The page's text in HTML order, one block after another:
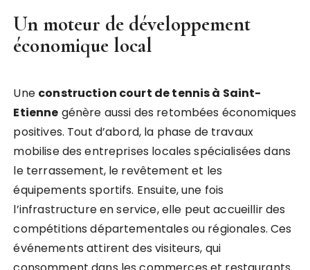
Un moteur de développement
économique local
Une construction court de tennis à Saint-
Etienne génère aussi des retombées économiques
positives. Tout d’abord, la phase de travaux
mobilise des entreprises locales spécialisées dans
le terrassement, le revêtement et les
équipements sportifs. Ensuite, une fois
l’infrastructure en service, elle peut accueillir des
compétitions départementales ou régionales. Ces
événements attirent des visiteurs, qui